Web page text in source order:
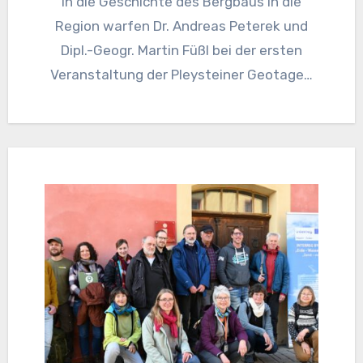
Region warfen Dr. Andreas Peterek und
Dipl.-Geogr. Martin Füßl bei der ersten
Veranstaltung der Pleysteiner Geotage…